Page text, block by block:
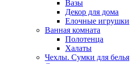
Вазы
Декор для дома
Елочные игрушки
Ванная комната
Полотенца
Халаты
Чехлы. Сумки для белья